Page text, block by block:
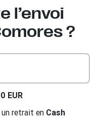
l’envoi
?
EUR
retrait en Cash